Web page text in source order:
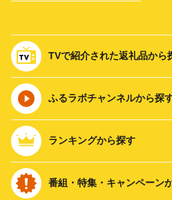
TVで紹介された返礼品から
ふるラボチャンネルから探
ランキングから探す
番組・特集・キャンペーン